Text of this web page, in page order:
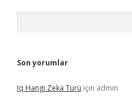
Son yorumlar
Iq Hangi Zeka Türü için admin